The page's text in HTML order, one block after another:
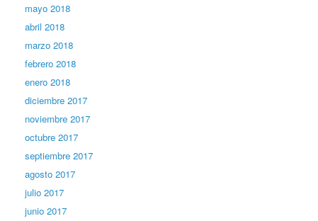
mayo 2018
abril 2018
marzo 2018
febrero 2018
enero 2018
diciembre 2017
noviembre 2017
octubre 2017
septiembre 2017
agosto 2017
julio 2017
junio 2017